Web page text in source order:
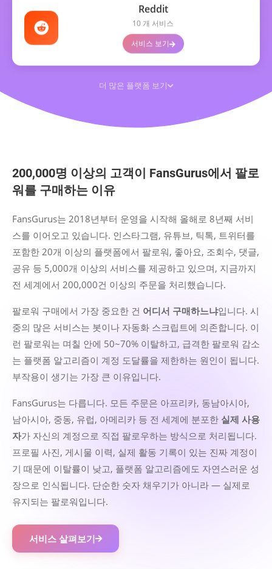
Reddit
10 개 서비스
서비스 보기
더 많은 플랫폼 보기
200,000명 이상의 고객이 FansGurus에서 팔로
워를 구매하는 이유
FansGurus는 2018년부터 운영을 시작해 올해로 8년째 서비
스를 이어오고 있습니다. 인스타그램, 유튜브, 틱톡, 트위터를
포함한 20개 이상의 플랫폼에서 팔로워, 좋아요, 조회수, 댓글,
공유 등 5,000개 이상의 서비스를 제공하고 있으며, 지금까지
전 세계에서 200,000건 이상의 주문을 처리했습니다.
팔로워 구매에서 가장 중요한 건 어디서 구매하느냐입니다. 시
중의 많은 서비스는 봇이나 자동화 스크립트에 의존합니다. 이
런 팔로워는 며칠 안에 50~70% 이탈하고, 급격한 팔로워 감소
는 플랫폼 알고리즘이 계정 도달률을 제한하는 원인이 됩니다.
부작용이 생기는 가장 큰 이유입니다.
FansGurus는 다릅니다. 모든 주문은 아프리카, 동남아시아,
남아시아, 중동, 유럽, 아메리카 등 전 세계에 분포한 실제 사용
자가 자신의 계정으로 직접 팔로우하는 방식으로 처리됩니다.
프로필 사진, 게시물 이력, 실제 활동 기록이 있는 진짜 계정이
기 때문에 이탈률이 낮고, 플랫폼 알고리즘에도 자연스러운 성
장으로 인식됩니다. 단순한 숫자 채우기가 아니라 — 실제로
유지되는 팔로워입니다.
서비스 살펴보기